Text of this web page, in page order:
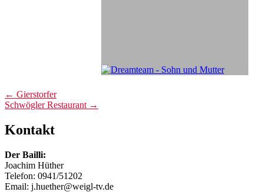
Post
navigation
← Gierstorfer
Schwögler Restaurant →
Kontakt
Der Bailli:
Joachim Hüther
Telefon: 0941/51202
Email: j.huether@weigl-tv.de